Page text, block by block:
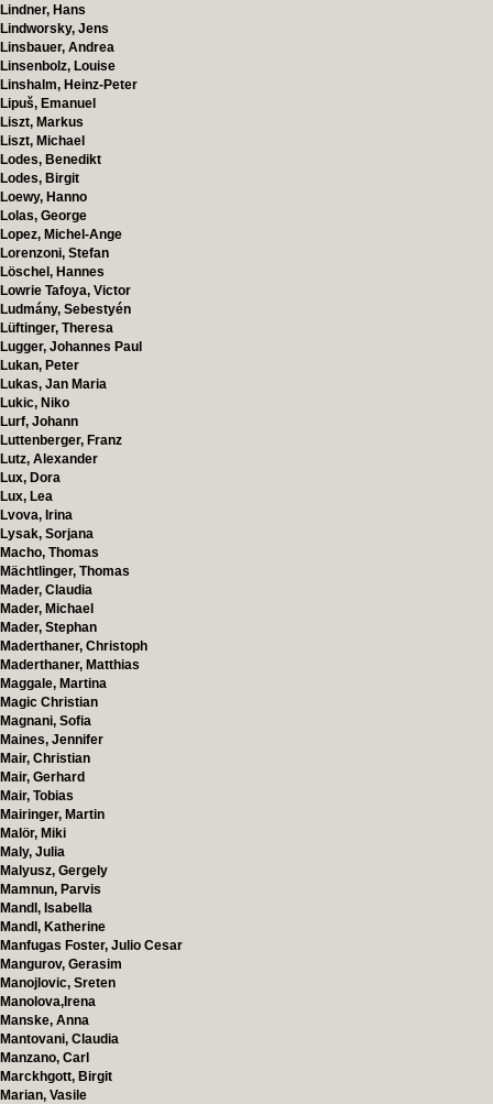
Lindner, Hans
Lindworsky, Jens
Linsbauer, Andrea
Linsenbolz, Louise
Linshalm, Heinz-Peter
Lipuš, Emanuel
Liszt, Markus
Liszt, Michael
Lodes, Benedikt
Lodes, Birgit
Loewy, Hanno
Lolas, George
Lopez, Michel-Ange
Lorenzoni, Stefan
Löschel, Hannes
Lowrie Tafoya, Victor
Ludmány, Sebestyén
Lüftinger, Theresa
Lugger, Johannes Paul
Lukan, Peter
Lukas, Jan Maria
Lukic, Niko
Lurf, Johann
Luttenberger, Franz
Lutz, Alexander
Lux, Dora
Lux, Lea
Lvova, Irina
Lysak, Sorjana
Macho, Thomas
Mächtlinger, Thomas
Mader, Claudia
Mader, Michael
Mader, Stephan
Maderthaner, Christoph
Maderthaner, Matthias
Maggale, Martina
Magic Christian
Magnani, Sofia
Maines, Jennifer
Mair, Christian
Mair, Gerhard
Mair, Tobias
Mairinger, Martin
Malör, Miki
Maly, Julia
Malyusz, Gergely
Mamnun, Parvis
Mandl, Isabella
Mandl, Katherine
Manfugas Foster, Julio Cesar
Mangurov, Gerasim
Manojlovic, Sreten
Manolova,Irena
Manske, Anna
Mantovani, Claudia
Manzano, Carl
Marckhgott, Birgit
Marian, Vasile